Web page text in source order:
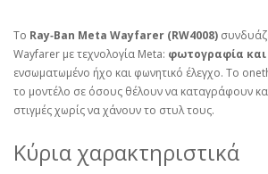
Το Ray‑Ban Meta Wayfarer (RW4008)
Wayfarer με τεχνολογία Meta: φωτογραφία και
ενσωματωμένο ήχο και φωνητικό έλεγχο. Το
το μοντέλο σε όσους θέλουν να καταγράφουν
στιγμές χωρίς να χάνουν το στυλ τους.
Κύρια χαρακτηριστικά